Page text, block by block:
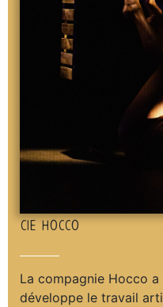
CIE HOCCO
La compagnie Hocco
développe le travail